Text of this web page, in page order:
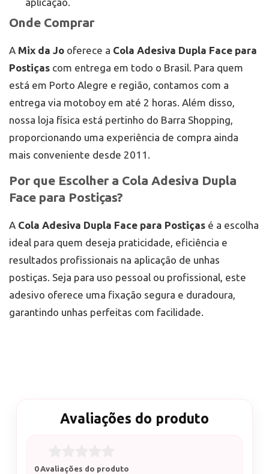
Onde Comprar
A Mix da Jo oferece a Cola Adesiva Dupla Face para
Postiças com entrega em todo o Brasil. Para quem
está em Porto Alegre e região, contamos com a
entrega via motoboy em até 2 horas. Além disso,
nossa loja física está pertinho do Barra Shopping,
proporcionando uma experiência de compra ainda
mais conveniente desde 2011.
Por que Escolher a Cola Adesiva Dupla
Face para Postiças?
A Cola Adesiva Dupla Face para Postiças é a escolha
ideal para quem deseja praticidade, eficiência e
resultados profissionais na aplicação de unhas
postiças. Seja para uso pessoal ou profissional, este
adesivo oferece uma fixação segura e duradoura,
garantindo unhas perfeitas com facilidade.
Avaliações do produto
0 Avaliações do produto